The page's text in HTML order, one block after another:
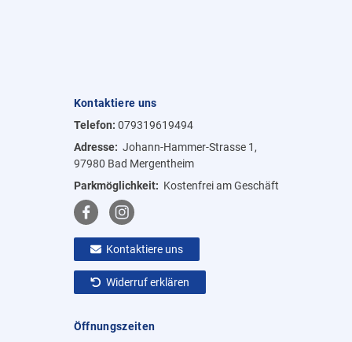
Kontaktiere uns
Telefon: 079319619494
Adresse: Johann-Hammer-Strasse 1,
97980 Bad Mergentheim
Parkmöglichkeit: Kostenfrei am Geschäft
Kontaktiere uns
Widerruf erklären
Öffnungszeiten